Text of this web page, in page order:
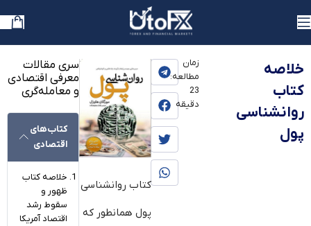
یوتوفارکس کتاب فارکس | معرفی بهترین کتاب های فارکس
خلاصه
کتاب
روانشناسی
پول
زمان
مطالعه:
23
دقیقه
کتاب روان‎شناسی
پول همان‎طور که
سری مقالات
معرفی اقتصادی
و معامله‌گری
کتاب‌های
اقتصادی
خلاصه کتاب
ظهور و
سقوط رشد
اقتصاد آمریکا